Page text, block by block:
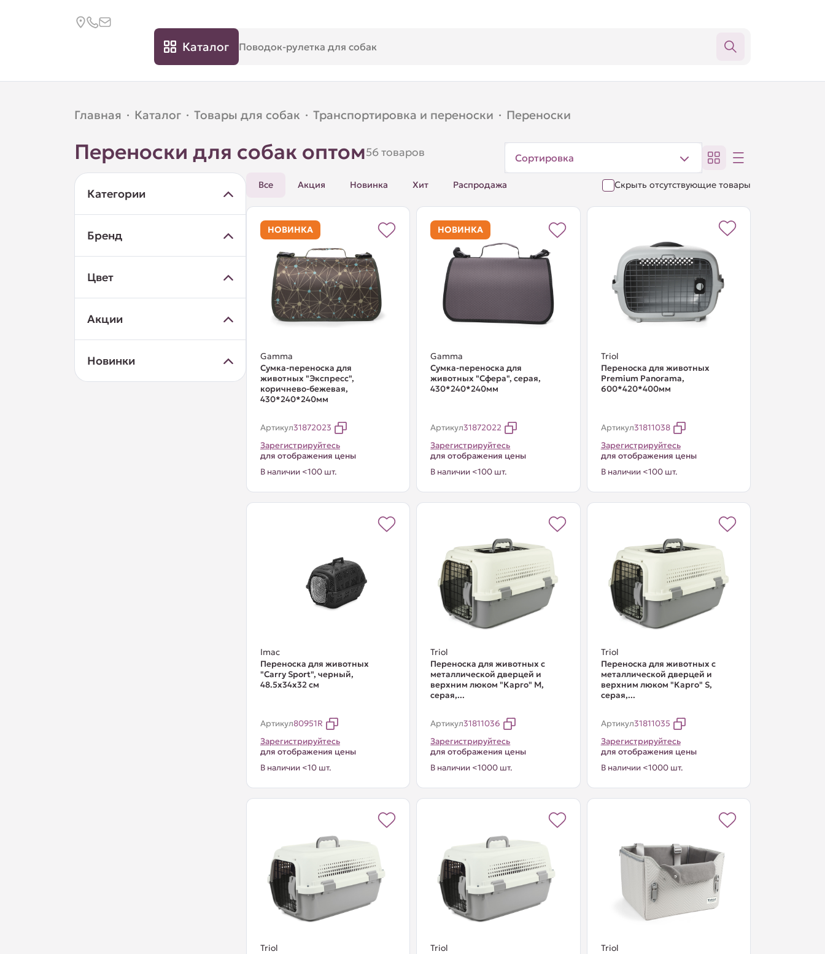
Каталог
Главная · Каталог · Товары для собак · Транспортировка и переноски · Переноски
Переноски для собак оптом56 товаров Сортировка
Категории
Бренд
Цвет
Акции
Новинки
Все Акция Новинка Хит Распродажа Скрыть отсутствующие товары
НОВИНКА
Gamma
Сумка-переноска для
животных "Экспресс",
коричнево-бежевая,
430*240*240мм
Артикул31872023
Зарегистрируйтесь
для отображения цены
В наличии <100 шт.
НОВИНКА
Gamma
Сумка-переноска для
животных "Сфера", серая,
430*240*240мм
Артикул31872022
Зарегистрируйтесь
для отображения цены
В наличии <100 шт.
Triol
Переноска для животных
Premium Panorama,
600*420*400мм
Артикул31811038
Зарегистрируйтесь
для отображения цены
В наличии <100 шт.
Imac
Переноска для животных
"Carry Sport", черный,
48.5х34х32 см
Артикул80951R
Зарегистрируйтесь
для отображения цены
В наличии <10 шт.
Triol
Переноска для животных с
металлической дверцей и
верхним люком "Карго" М,
серая,...
Артикул31811036
Зарегистрируйтесь
для отображения цены
В наличии <1000 шт.
Triol
Переноска для животных с
металлической дверцей и
верхним люком "Карго" S,
серая,...
Артикул31811035
Зарегистрируйтесь
для отображения цены
В наличии <1000 шт.
Triol Triol Triol